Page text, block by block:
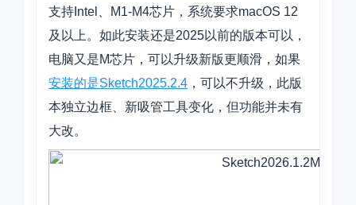
支持Intel、M1-M4芯片，系统要求macOS 12
及以上。如此安装还是2025以前的版本可以，
电脑又是M芯片，可以升级新版更顺滑，如果
安装的是Sketch2025.2.4 ，可以不升级，此版
本独立边框、新吸管工具变化，但功能并未有
大改。